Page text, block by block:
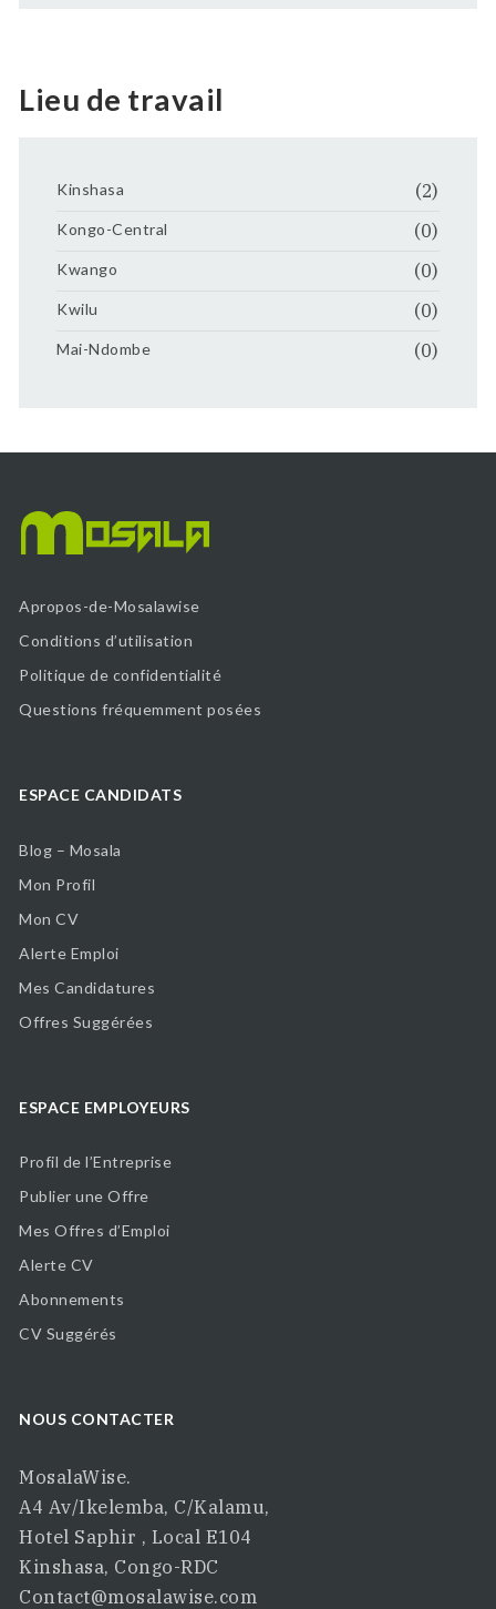
Lieu de travail
Kinshasa (2)
Kongo-Central (0)
Kwango (0)
Kwilu (0)
Mai-Ndombe (0)
Apropos-de-Mosalawise
Conditions d’utilisation
Politique de confidentialité
Questions fréquemment posées
ESPACE CANDIDATS
Blog – Mosala
Mon Profil
Mon CV
Alerte Emploi
Mes Candidatures
Offres Suggérées
ESPACE EMPLOYEURS
Profil de l’Entreprise
Publier une Offre
Mes Offres d’Emploi
Alerte CV
Abonnements
CV Suggérés
NOUS CONTACTER
MosalaWise.
A4 Av/Ikelemba, C/Kalamu,
Hotel Saphir , Local E104
Kinshasa, Congo-RDC
Contact@mosalawise.com